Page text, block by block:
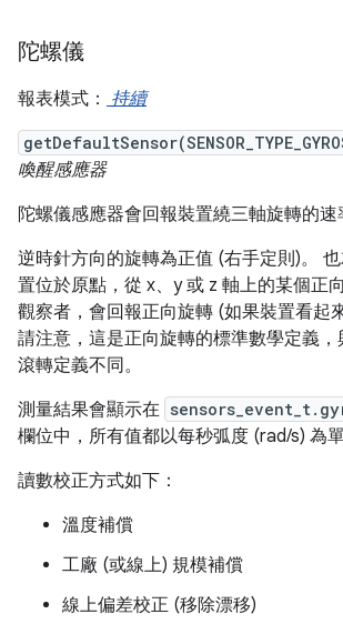
陀螺儀
報表模式： 持續
喚醒感應器
陀螺儀感應器會回報裝置繞三軸旋轉的速
逆時針方向的旋轉為正值 (右手定則)。
置位於原點，從 x、y 或 z 軸上的某個正
觀察者，會回報正向旋轉 (如果裝置看起
請注意，這是正向旋轉的標準數學定義
滾轉定義不同。
測量結果會顯示在
欄位中，所有值都以每秒弧度 (rad/s) 為單
讀數校正方式如下：
溫度補償
工廠 (或線上) 規模補償
線上偏差校正 (移除漂移)